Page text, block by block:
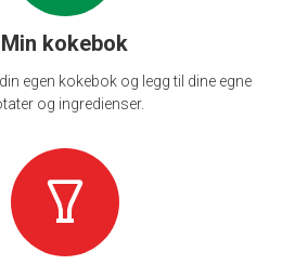
Min kokebok
egen kokebok og legg til dine egne
og ingredienser.